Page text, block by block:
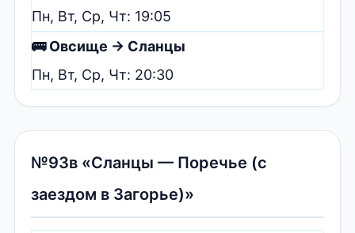
Пн, Вт, Ср, Чт: 19:05
🚌 Овсище → Сланцы
Пн, Вт, Ср, Чт: 20:30
№93в «Сланцы — Поречье (с
заездом в Загорье)»